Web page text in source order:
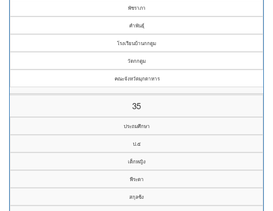
พัชราภา
คำพันธุ์
โรงเรียนบ้านกกตูม
วัดกกตูม
คณะจังหวัดมุกดาหาร
35
ประถมศึกษา
ป.๕
เด็กหญิง
พีระดา
สกุลซ้ง